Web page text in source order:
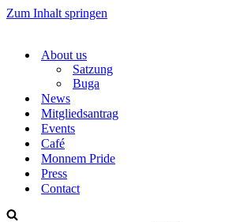
Zum Inhalt springen
About us
Satzung
Buga
News
Mitgliedsantrag
Events
Café
Monnem Pride
Press
Contact